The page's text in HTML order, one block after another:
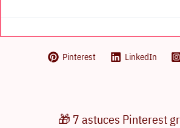
Pinterest LinkedIn
🎁 7 astuces Pinterest